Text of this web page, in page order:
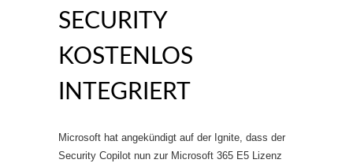
SECURITY
KOSTENLOS
INTEGRIERT
Microsoft hat angekündigt auf der Ignite, dass der
Security Copilot nun zur Microsoft 365 E5 Lizenz